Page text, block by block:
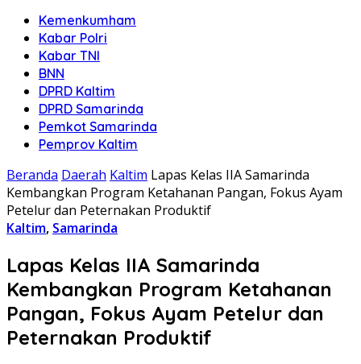
Kemenkumham
Kabar Polri
Kabar TNI
BNN
DPRD Kaltim
DPRD Samarinda
Pemkot Samarinda
Pemprov Kaltim
Beranda Daerah Kaltim Lapas Kelas IIA Samarinda
Kembangkan Program Ketahanan Pangan, Fokus Ayam
Petelur dan Peternakan Produktif
Kaltim, Samarinda
Lapas Kelas IIA Samarinda
Kembangkan Program Ketahanan
Pangan, Fokus Ayam Petelur dan
Peternakan Produktif